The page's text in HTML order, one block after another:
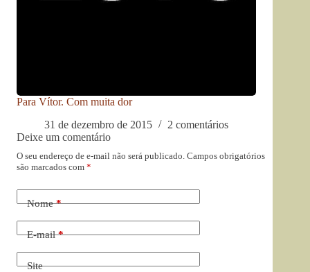
Para Vítor. Com muita dor
31 de dezembro de 2015
2 comentários
Deixe um comentário
O seu endereço de e-mail não será publicado. Campos obrigatórios
são marcados com *
Nome*
E-mail*
Site